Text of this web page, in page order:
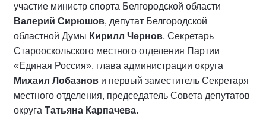
участие министр спорта Белгородской области
Валерий Сирюшов, депутат Белгородской
областной Думы Кирилл Чернов, Секретарь
Старооскольского местного отделения Партии
«Единая Россия», глава администрации округа
Михаил Лобазнов и первый заместитель Секретаря
местного отделения, председатель Совета депутатов
округа Татьяна Карпачева.